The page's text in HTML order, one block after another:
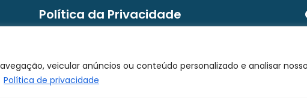
veicular anúncios ou conteúdo personalizado e analisar
Política de privacidade
Política da Privacidade
Política de Privacidade